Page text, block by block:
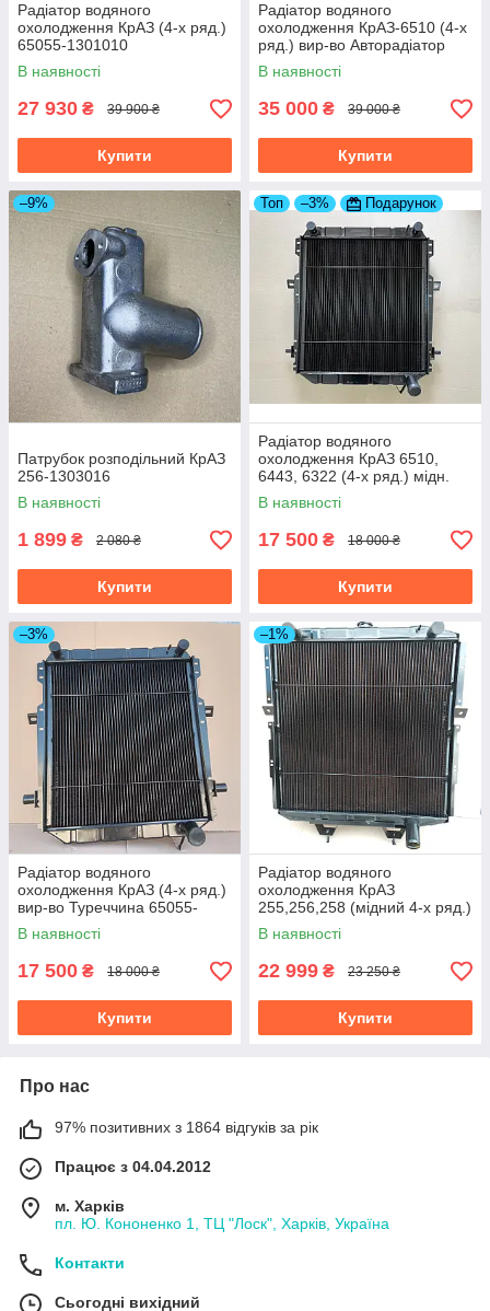
Радіатор водяного
охолодження КрАЗ (4-х ряд.)
65055-1301010
В наявності
27 930 ₴ 39 900 ₴
Купити
Радіатор водяного
охолодження КрАЗ-6510 (4-х
ряд.) вир-во Авторадіатор
6437-1301010-10
В наявності
35 000 ₴ 39 000 ₴
Купити
–9%
Патрубок розподільний КрАЗ
256-1303016
В наявності
1 899 ₴ 2 080 ₴
Купити
Топ –3% Подарунок
Радіатор водяного
охолодження КрАЗ 6510,
6443, 6322 (4-х ряд.) мідн.
вир-во Туреччина 6437-
1301010-10
В наявності
17 500 ₴ 18 000 ₴
Купити
–3%
Радіатор водяного
охолодження КрАЗ (4-х ряд.)
вир-во Туреччина 65055-
1301010
В наявності
17 500 ₴ 18 000 ₴
Купити
–1%
Радіатор водяного
охолодження КрАЗ
255,256,258 (мідний 4-х ряд.)
вир-во Туреччина 256-
1301010
В наявності
22 999 ₴ 23 250 ₴
Купити
Про нас
97% позитивних з 1864 відгуків за рік
Працює з 04.04.2012
м. Харків
пл. Ю. Кононенко 1, ТЦ "Лоск", Харків, Україна
Контакти
Сьогодні вихідний